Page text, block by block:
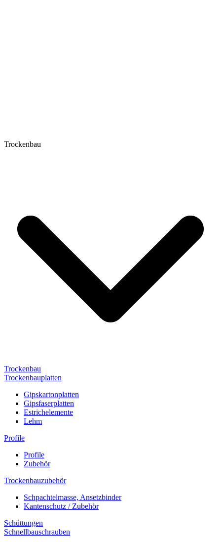
Trockenbau
Trockenbau
Trockenbauplatten
Gipskartonplatten
Gipsfaserplatten
Estrichelemente
Lehm
Profile
Profile
Zubehör
Trockenbauzubehör
Schpachtelmasse, Ansetzbinder
Kantenschutz / Zubehör
Schüttungen
Schnellbauschrauben